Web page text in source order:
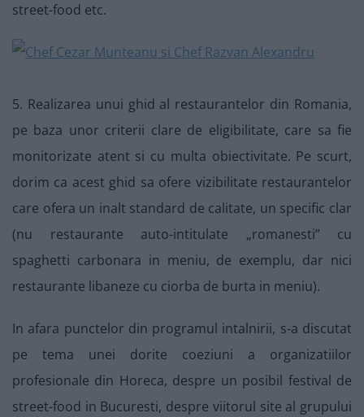
street-food etc.
5. Realizarea unui ghid al restaurantelor din Romania,
pe baza unor criterii clare de eligibilitate, care sa fie
monitorizate atent si cu multa obiectivitate. Pe scurt,
dorim ca acest ghid sa ofere vizibilitate restaurantelor
care ofera un inalt standard de calitate, un specific clar
(nu restaurante auto-intitulate „romanesti” cu
spaghetti carbonara in meniu, de exemplu, dar nici
restaurante libaneze cu ciorba de burta in meniu).
In afara punctelor din programul intalnirii, s-a discutat
pe tema unei dorite coeziuni a organizatiilor
profesionale din Horeca, despre un posibil festival de
street-food in Bucuresti, despre viitorul site al grupului